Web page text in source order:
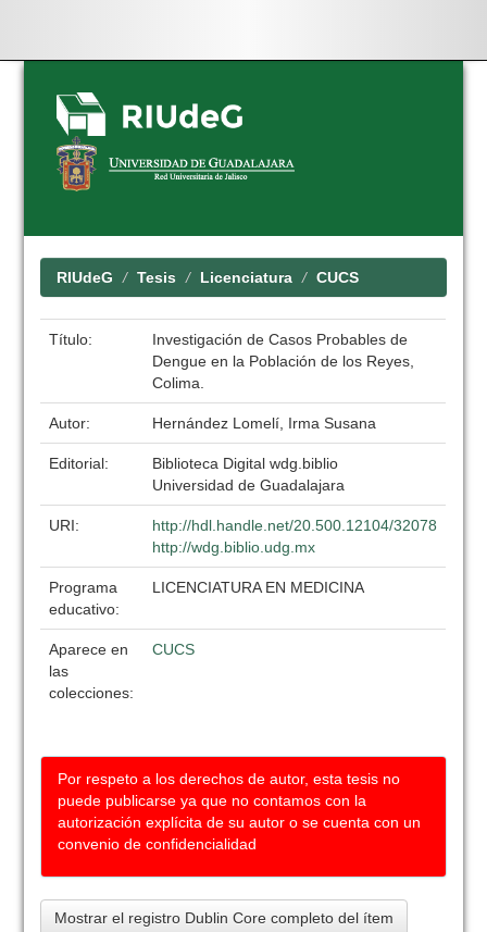
Skip
navigation
RIUdeG Tesis Licenciatura CUCS
Título:
Investigación de Casos Probables de
Dengue en la Población de los Reyes,
Colima.
Autor: Hernández Lomelí, Irma Susana
Editorial:
Biblioteca Digital wdg.biblio
Universidad de Guadalajara
URI:
http://hdl.handle.net/20.500.12104/32078
http://wdg.biblio.udg.mx
Programa
educativo:
LICENCIATURA EN MEDICINA
Aparece en
las
colecciones:
CUCS
Por respeto a los derechos de autor, esta tesis no
puede publicarse ya que no contamos con la
autorización explícita de su autor o se cuenta con un
convenio de confidencialidad
Mostrar el registro Dublin Core completo del ítem